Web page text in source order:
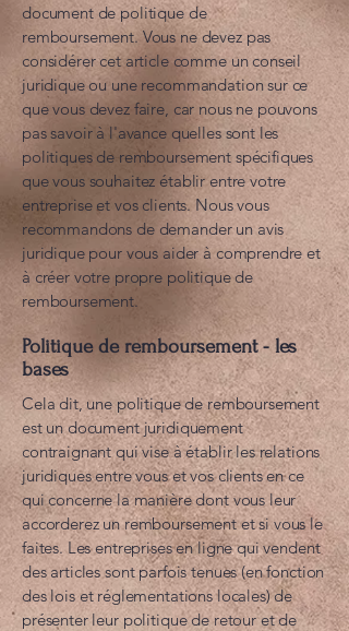
document de politique de
remboursement. Vous ne devez pas
considérer cet article comme un conseil
juridique ou une recommandation sur ce
que vous devez faire, car nous ne pouvons
pas savoir à l'avance quelles sont les
politiques de remboursement spécifiques
que vous souhaitez établir entre votre
entreprise et vos clients. Nous vous
recommandons de demander un avis
juridique pour vous aider à comprendre et
à créer votre propre politique de
remboursement.
Politique de remboursement - les
bases
Cela dit, une politique de remboursement
est un document juridiquement
contraignant qui vise à établir les relations
juridiques entre vous et vos clients en ce
qui concerne la manière dont vous leur
accorderez un remboursement et si vous le
faites. Les entreprises en ligne qui vendent
des articles sont parfois tenues (en fonction
des lois et réglementations locales) de
présenter leur politique de retour et de